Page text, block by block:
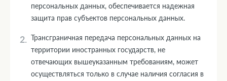
персональных данных, обеспечивается надежная
защита прав субъектов персональных данных.
Трансграничная передача персональных данных на
территории иностранных государств, не
отвечающих вышеуказанным требованиям, может
осуществляться только в случае наличия согласия в